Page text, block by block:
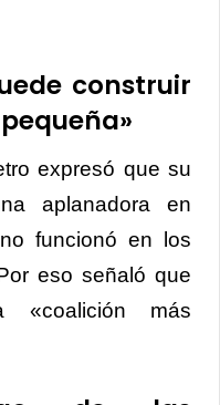
construir
expresó que su
aplanadora en
funcionó en los
eso señaló que
«coalición más